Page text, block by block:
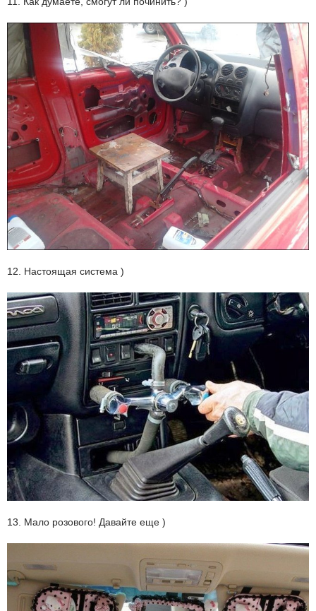
12. Настоящая система )
13. Мало розового! Давайте еще )